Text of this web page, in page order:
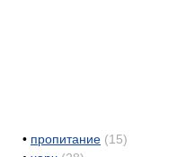
• пропитание (15)